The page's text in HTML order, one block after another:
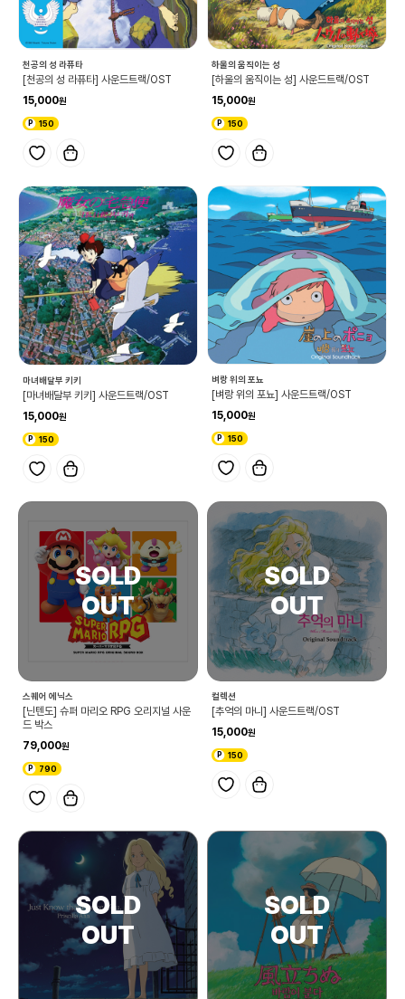
천공의 성 라퓨타
[천공의 성 라퓨타] 사운드트랙/OST
15,000
150
하울의 움직이는 성
[하울의 움직이는 성] 사운드트랙/OST
15,000
150
마녀배달부 키키
[마녀배달부 키키] 사운드트랙/OST
15,000
150
벼랑 위의 포뇨
[벼랑 위의 포뇨] 사운드트랙/OST
15,000
150
스퀘어 에닉스
[닌텐도] 슈퍼 마리오 RPG 오리지널 사운
드 박스
79,000
790
컬렉션
[추억의 마니] 사운드트랙/OST
15,000
150